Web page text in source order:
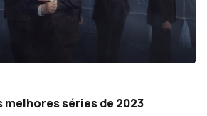
melhores séries de 2023